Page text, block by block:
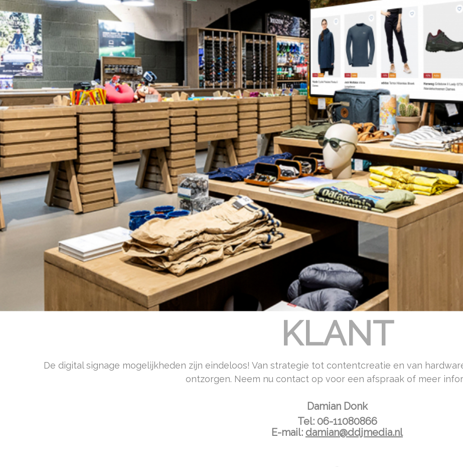
MAAK VAN EEN
KLANT
De digital signage mogelijkheden zijn eindeloos! Van strategie tot contentcreatie en van
ontzorgen. Neem nu contact op voor een afspraak of meer
Damian Donk
Tel: 06-11080866
E-mail: damian@ddjmedia.nl